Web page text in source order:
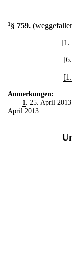
1 § 759.
[1.
Anmerkungen:
1
. 25. April
April 2013